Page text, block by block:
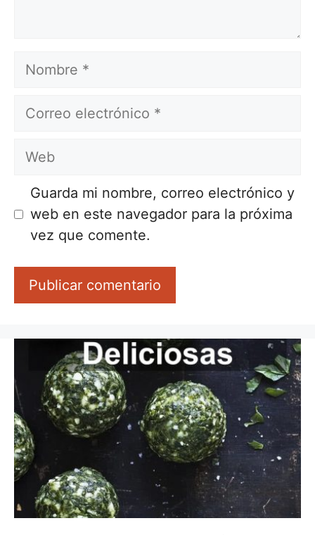
Nombre
Correo
Web
Guarda mi nombre, correo electrónico y
web en este navegador para la próxima
vez que comente.